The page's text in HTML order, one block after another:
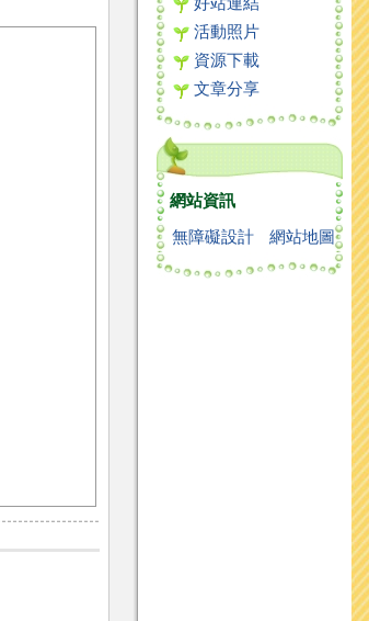
活動照片
資源下載
文章分享
網站資訊
無障礙設計 網站地圖